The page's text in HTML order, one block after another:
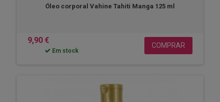
Óleo corporal Vahine Tahiti Manga 125 ml
9,90 €
Em stock
COMPRAR